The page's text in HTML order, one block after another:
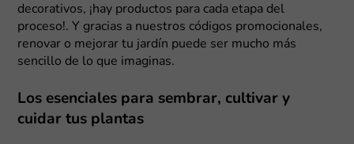
decorativos, ¡hay productos para cada etapa del
proceso!. Y gracias a nuestros códigos promocionales,
renovar o mejorar tu jardín puede ser mucho más
sencillo de lo que imaginas.
Los esenciales para sembrar, cultivar y
cuidar tus plantas